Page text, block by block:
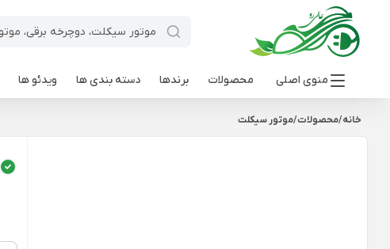
منوی اصلی محصولات برندها دسته بندی ها ویدئو ها
خانه/محصولات/موتور سیکلت